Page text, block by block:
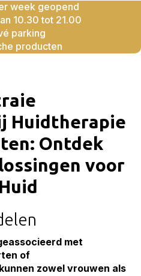
week geopend
10.30 tot 21.00
parking
producten
Huidtherapie
Ontdek
voor
met
of
zowel vrouwen als